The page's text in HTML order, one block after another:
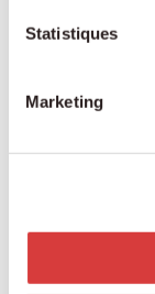
Statistiques
Marketing
Courses et
Soins de
vos
Parkinson :